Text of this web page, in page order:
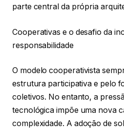
parte central da própria
Cooperativas e o desafio da
responsabilidade
O modelo cooperativista
estrutura participativa e pelo
coletivos. No entanto, a
tecnológica impõe uma nova
complexidade. A adoção de